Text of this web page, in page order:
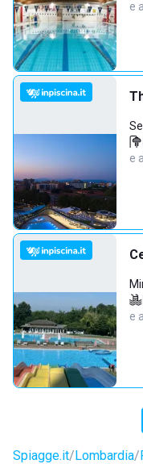
e
e
e
Spiagge.it Lombardia